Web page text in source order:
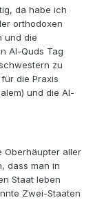
da habe ich
orthodoxen
und die
Al-Quds Tag
zu
die Praxis
und die Al-
Oberhäupter aller
dass man in
Staat leben
Zwei-Staaten